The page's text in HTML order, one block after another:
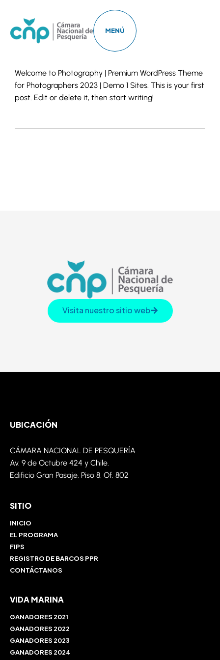
MENÚ
Welcome to Photography | Premium WordPress Theme
for Photographers 2023 | Demo 1 Sites. This is your first
post. Edit or delete it, then start writing!
Visita nuestro sitio web
UBICACIÓN
CÁMARA NACIONAL DE PESQUERÍA
Av. 9 de Octubre 424 y Chile.
Edificio Gran Pasaje. Piso 8, Of. 802
SITIO
INICIO
EL PROGRAMA
FIPS
REGISTRO DE BARCOS PPR
CONTÁCTANOS
VIDA MARINA
GANADORES 2021
GANADORES 2022
GANADORES 2023
GANADORES 2024